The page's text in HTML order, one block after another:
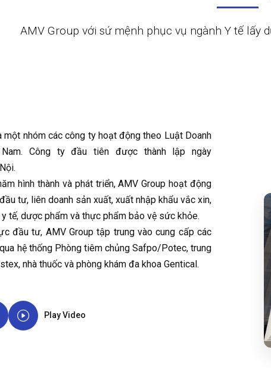
AMV Group với sứ mệnh phục vụ ngành Y tế lấy
nhóm các công ty hoạt động theo Luật Doanh
Công ty đầu tiên được thành lập ngày
hình thành và phát triển, AMV Group hoạt động
tư, liên doanh sản xuất, xuất nhập khẩu vắc xin,
tế, dược phẩm và thực phẩm bảo vệ sức khỏe.
tư, AMV Group tập trung vào cung cấp các
hệ thống Phòng tiêm chủng Safpo/Potec, trung
nhà thuốc và phòng khám đa khoa Gentical.
Play Video